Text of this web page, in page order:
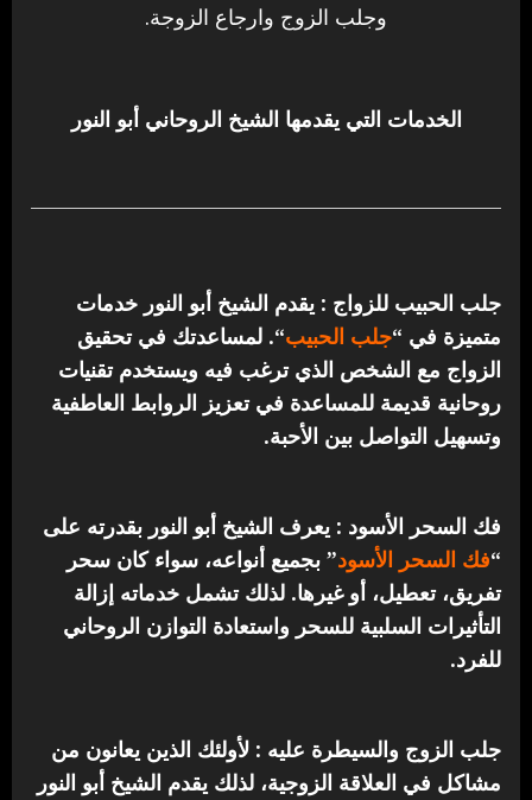
وجلب الزوج وارجاع الزوجة.
الخدمات التي يقدمها الشيخ الروحاني أبو النور
جلب الحبيب للزواج : يقدم الشيخ أبو النور خدمات
متميزة في “جلب الحبيب“. لمساعدتك في تحقيق
الزواج مع الشخص الذي ترغب فيه ويستخدم تقنيات
روحانية قديمة للمساعدة في تعزيز الروابط العاطفية
وتسهيل التواصل بين الأحبة.
فك السحر الأسود : يعرف الشيخ أبو النور بقدرته على
“فك السحر الأسود” بجميع أنواعه، سواء كان سحر
تفريق، تعطيل، أو غيرها. لذلك تشمل خدماته إزالة
التأثيرات السلبية للسحر واستعادة التوازن الروحاني
للفرد.
جلب الزوج والسيطرة عليه : لأولئك الذين يعانون من
مشاكل في العلاقة الزوجية، لذلك يقدم الشيخ أبو النور